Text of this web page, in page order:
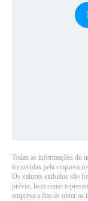
Todas as informações do
fornecidas pela empresa
Os valores exibidos são
prévio, bem como
empresa a fim de obter as